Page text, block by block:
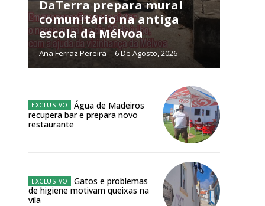
ANUAL
online
Exclusivos para
anual
DaTerra prepara mural
comunitário na antiga
escola da Mélvoa
Ana Ferraz Pereira - 6 De Agosto, 2026
Água de Madeiros
recupera bar e prepara novo
restaurante
Gatos e problemas
de higiene motivam queixas na
vila